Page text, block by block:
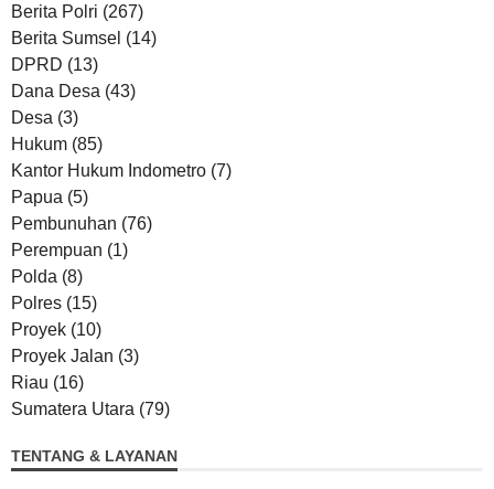
Berita Polri (267)
Berita Sumsel (14)
DPRD (13)
Dana Desa (43)
Desa (3)
Hukum (85)
Kantor Hukum Indometro (7)
Papua (5)
Pembunuhan (76)
Perempuan (1)
Polda (8)
Polres (15)
Proyek (10)
Proyek Jalan (3)
Riau (16)
Sumatera Utara (79)
TENTANG & LAYANAN